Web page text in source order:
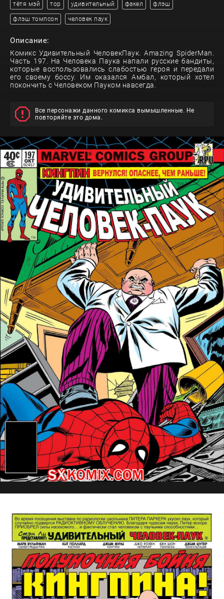
тётя мэй тор удивительный факел флэш
флэш томпсон человек паук
Описание:
Комикс Удивительный ЧеловекПаук. Amazing SpiderMan.
Часть 197. На Человека Паука напали русские бандиты,
которые воспользовались слабостью героя и передали
его своему боссу. Им оказался Амбал, который хотел
покончить с Человеком Пауком навсегда.
Все персонажи данного комикса вымышленные. Не
повторяйте это дома.